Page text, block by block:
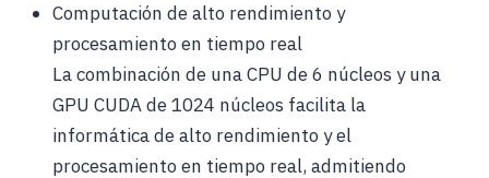
Computación de alto rendimiento y
procesamiento en tiempo real
La combinación de una CPU de 6 núcleos y una
GPU CUDA de 1024 núcleos facilita la
informática de alto rendimiento y el
procesamiento en tiempo real, admitiendo